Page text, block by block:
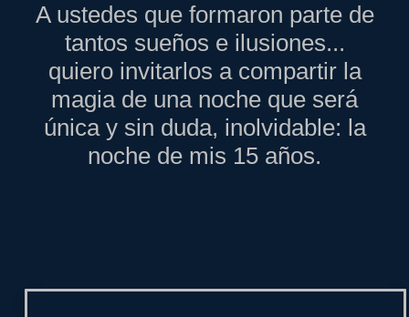
A ustedes que formaron parte de
tantos sueños e ilusiones...
quiero invitarlos a compartir la
magia de una noche que será
única y sin duda, inolvidable: la
noche de mis 15 años.